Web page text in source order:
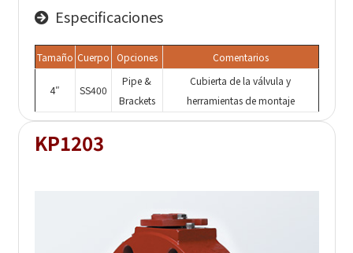
Especificaciones
Tamaño Cuerpo Opciones Comentarios
4″ SS400
Pipe &
Brackets
Cubierta de la válvula y
herramientas de montaje
KP1203